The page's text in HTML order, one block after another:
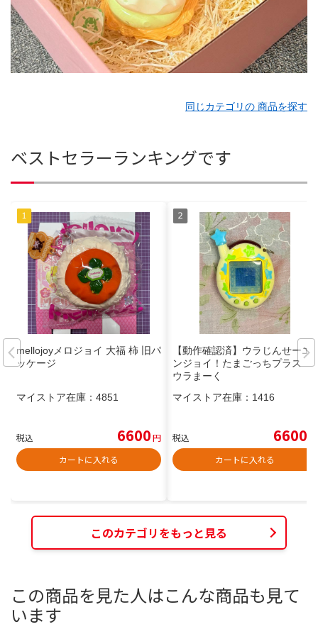
同じカテゴリの 商品を探す
ベストセラーランキングです
mellojoyメロジョイ 大福 柿 旧パ
ッケージ
マイストア在庫： 4851
税込 6600円
カートに入れる
【動作確認済】ウラじんせーエ
ンジョイ！たまごっちプラス
ウラまーく
マイストア在庫： 1416
税込 6600
カートに入れる
このカテゴリをもっと見る
この商品を見た人はこんな商品も見て
います